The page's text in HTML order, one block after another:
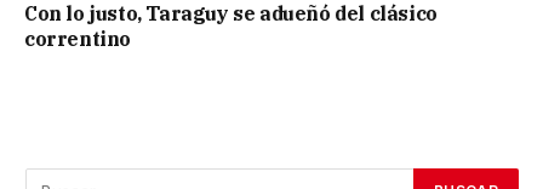
Con lo justo, Taraguy se adueñó del clásico
correntino